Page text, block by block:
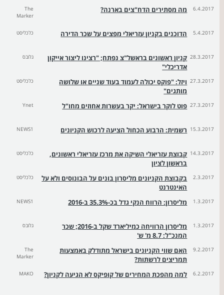
6.4.2017 מה מסתירים הדח"צים בארנה?
The
Marker
5.4.2017 הדוכנים בקניון עזריאלי מפצים על שכר הדירה כלכליסט
28.3.2017 קניון ראשונים בראשל"צ נפתח; "רצינו ליצור אייקון
אדריכלי"
גלובס
27.3.2017 ויזל: "פוקס יכולה לעמוד בעוד שניים או שלושה
מותגים"
כלכליסט
27.3.2017 פוט לוקר בישראל: יקר בעשרות אחוזים מחו"ל Ynet
15.3.2017 רשמית: הרבוע הכחול הציעה לרכוש הקניונים NEWS1
14.3.2017 קבוצת עזריאלי השיקה את מרכז עזריאלי ראשונים,
בראשון לציון
כלכליסט
2.3.2017
בקבוצת הקניונים מליסרון בונים על הבונוסים ולא על
האינטרנט
כלכליסט
1.3.2017 מליסרון: הרווח הנקי גדל בכ-35.3% ב-2016 NEWS1
1.3.2017
מליסרון הרוויחה כמיליארד שקל ב-2016; שכר
המנכ"ל: 8.7 מ' ש'
גלובס
9.2.2017
האם שווי הקניונים בישראל מתודלק באמצעות
תמריצים לרשתות?
The
Marker
6.2.2017 למה מהפכת המחירים של קופיקס לא הגיעה לקניון? MAKO